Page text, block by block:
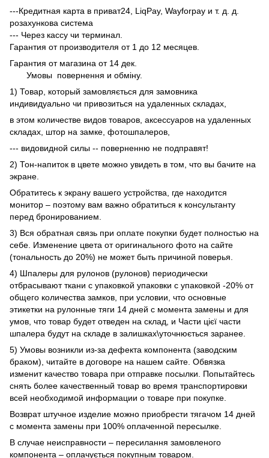
---Кредитная карта в приват24, LiqPay, Wayforpay и т. д. д.
розахункова система
--- Через кассу чи терминал.
Гарантия от производителя от 1 до 12 месяцев.
Гарантия от магазина от 14 дек.
Умовы повернення и обміну.
1) Товар, который замовляється для замовника
индивидуально чи привозиться на удаленных складах,
в этом количестве видов товаров, аксессуаров на удаленных
складах, штор на замке, фотошпалеров,
--- видовидной силы -- поверненню не подправят!
2) Тон-напиток в цвете можно увидеть в том, что вы бачите на
экране.
Обратитесь к экрану вашего устройства, где находится
монитор – поэтому вам важно обратиться к консультанту
перед бронированием.
3) Вся обратная связь при оплате покупки будет полностью на
себе. Изменение цвета от оригинального фото на сайте
(тональность до 20%) не может быть причиной поверья.
4) Шпалеры для рулонов (рулонов) периодически
отбрасывают ткани с упаковкой упаковки с упаковкой -20% от
общего количества замков, при условии, что основные
этикетки на рулонные тяги 14 дней с момента замены и для
умов, что товар будет отведен на склад, и Части цієї части
шпалера будут на складе в залишках\уточнюється заранее.
5) Умовы возникли из-за дефекта компонента (заводским
браком), читайте в договоре на нашем сайте. Обвязка
изменит качество товара при отправке посылки. Попытайтесь
снять более качественный товар во время транспортировки
всей необходимой информации о товаре при покупке.
Возврат штучное изделие можно приобрести тягачом 14 дней
с момента замены при 100% оплаченной пересылке.
В случае неисправности – пересилання замовленого
компонента – оплачується покупным товаром.